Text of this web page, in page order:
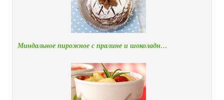
Миндальное пирожное с пралине и шоколадн…